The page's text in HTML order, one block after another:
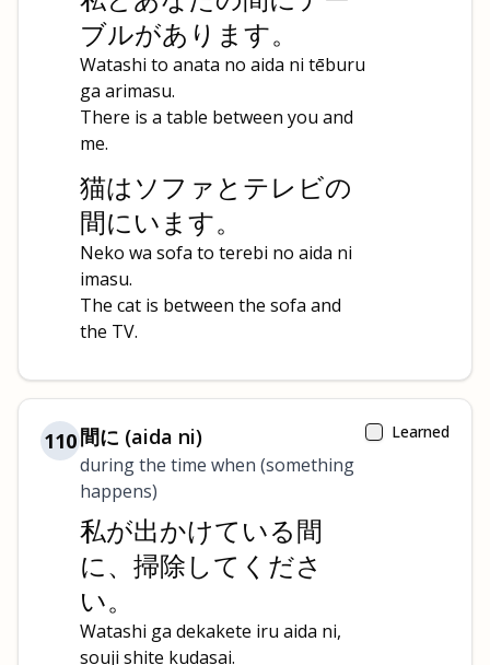
ブルがあります。
Watashi to anata no aida ni tēburu
ga arimasu.
There is a table between you and
me.
猫はソファとテレビの
間にいます。
Neko wa sofa to terebi no aida ni
imasu.
The cat is between the sofa and
the TV.
110間に (aida ni)
during the time when (something
happens)
私が出かけている間
に、掃除してくださ
い。
Watashi ga dekakete iru aida ni,
souji shite kudasai.
Learned